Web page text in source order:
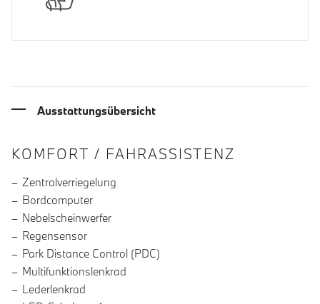
Ausstattungsübersicht
INFORMATIONEN ÜBER DIE
KOMFORT / FAHRASSISTENZ
Zentralverriegelung
Bordcomputer
Nebelscheinwerfer
Regensensor
Park Distance Control (PDC)
Multifunktionslenkrad
Lederlenkrad